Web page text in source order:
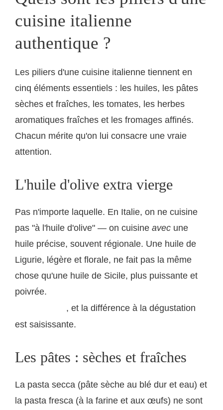
cuisine italienne
authentique ?
Les piliers d'une cuisine italienne tiennent en
cinq éléments essentiels : les huiles, les pâtes
sèches et fraîches, les tomates, les herbes
aromatiques fraîches et les fromages affinés.
Chacun mérite qu'on lui consacre une vraie
attention.
L'huile d'olive extra vierge
Pas n'importe laquelle. En Italie, on ne cuisine
pas "à l'huile d'olive" — on cuisine avec une
huile précise, souvent régionale. Une huile de
Ligurie, légère et florale, ne fait pas la même
chose qu'une huile de Sicile, plus puissante et
poivrée.
, et la différence à la dégustation
est saisissante.
Les pâtes : sèches et fraîches
La pasta secca (pâte sèche au blé dur et eau) et
la pasta fresca (à la farine et aux œufs) ne sont